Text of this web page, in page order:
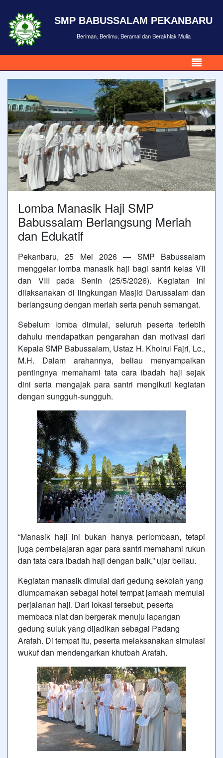
SMP BABUSSALAM PEKANBARU
Beriman, Berilmu, Beramal dan Berakhlak Mulia
Lomba Manasik Haji SMP
Babussalam Berlangsung Meriah
dan Edukatif
Pekanbaru, 25 Mei 2026 — SMP Babussalam
menggelar lomba manasik haji bagi santri kelas VII
dan VIII pada Senin (25/5/2026). Kegiatan ini
dilaksanakan di lingkungan Masjid Darussalam dan
berlangsung dengan meriah serta penuh semangat.
Sebelum lomba dimulai, seluruh peserta terlebih
dahulu mendapatkan pengarahan dan motivasi dari
Kepala SMP Babussalam, Ustaz H. Khoirul Fajri, Lc.,
M.H. Dalam arahannya, beliau menyampaikan
pentingnya memahami tata cara ibadah haji sejak
dini serta mengajak para santri mengikuti kegiatan
dengan sungguh-sungguh.
“Manasik haji ini bukan hanya perlombaan, tetapi
juga pembelajaran agar para santri memahami rukun
dan tata cara ibadah haji dengan baik,” ujar beliau.
Kegiatan manasik dimulai dari gedung sekolah yang
diumpamakan sebagai hotel tempat jamaah memulai
perjalanan haji. Dari lokasi tersebut, peserta
membaca niat dan bergerak menuju lapangan
gedung suluk yang dijadikan sebagai Padang
Arafah. Di tempat itu, peserta melaksanakan simulasi
wukuf dan mendengarkan khutbah Arafah.